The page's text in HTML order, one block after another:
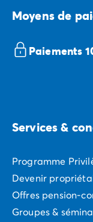
Moyens de
Paiements
Services &
Programme
Devenir
Offres pension-
Groupes &